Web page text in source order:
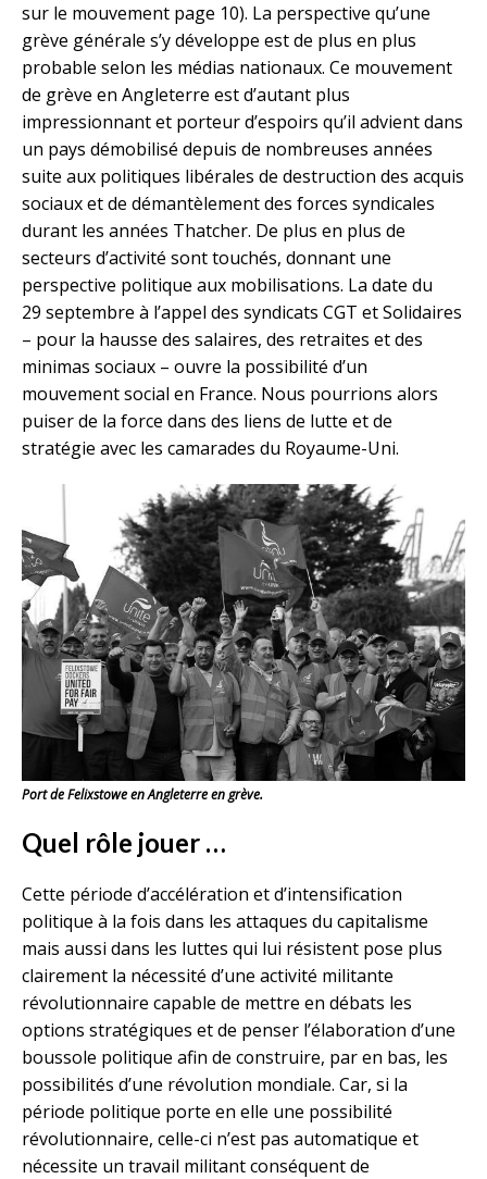
sur le mouvement page 10). La perspective qu’une
grève générale s’y développe est de plus en plus
probable selon les médias nationaux. Ce mouvement
de grève en Angleterre est d’autant plus
impressionnant et porteur d’espoirs qu’il advient dans
un pays démobilisé depuis de nombreuses années
suite aux politiques libérales de destruction des acquis
sociaux et de démantèlement des forces syndicales
durant les années Thatcher. De plus en plus de
secteurs d’activité sont touchés, donnant une
perspective politique aux mobilisations. La date du
29 septembre à l’appel des syndicats CGT et Solidaires
– pour la hausse des salaires, des retraites et des
minimas sociaux – ouvre la possibilité d’un
mouvement social en France. Nous pourrions alors
puiser de la force dans des liens de lutte et de
stratégie avec les camarades du Royaume-Uni.
Port de Felixstowe en Angleterre en grève.
Quel rôle jouer …
Cette période d’accélération et d’intensification
politique à la fois dans les attaques du capitalisme
mais aussi dans les luttes qui lui résistent pose plus
clairement la nécessité d’une activité militante
révolutionnaire capable de mettre en débats les
options stratégiques et de penser l’élaboration d’une
boussole politique afin de construire, par en bas, les
possibilités d’une révolution mondiale. Car, si la
période politique porte en elle une possibilité
révolutionnaire, celle-ci n’est pas automatique et
nécessite un travail militant conséquent de